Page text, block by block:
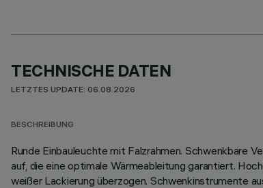
TECHNISCHE DATEN
LETZTES UPDATE: 06.08.2026
BESCHREIBUNG
Runde Einbauleuchte mit Falzrahmen. Schwenkbare
auf, die eine optimale Wärmeableitung garantiert.
weißer Lackierung überzogen. Schwenkinstrumente